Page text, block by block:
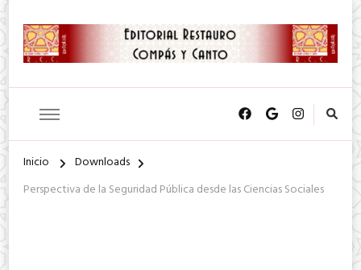
Inicio
Downloads
Perspectiva de la Seguridad Pública desde las Ciencias Sociales